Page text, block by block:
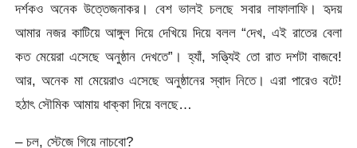
দর্শকও অনেক উত্তেজনাকর। বেশ ভালই চলছে সবার লাফালাফি। হৃদয়
আমার নজর কাটিয়ে আঙ্গুল দিয়ে দেখিয়ে দিয়ে বলল “দেখ, এই রাতের বেলা
কত মেয়েরা এসেছে অনুষ্ঠান দেখতে”। হ্যাঁ, সত্ত্যিই তো রাত দশটা বাজবে!
আর, অনেক মা মেয়েরাও এসেছে অনুষ্ঠানের স্বাদ নিতে। এরা পারেও বটে!
হঠাৎ সৌমিক আমায় ধাক্কা দিয়ে বলছে…
– চল, স্টেজে গিয়ে নাচবো?